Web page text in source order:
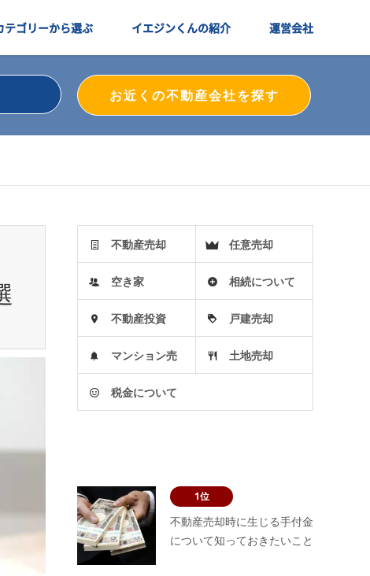
テゴリーから選ぶ イエジンくんの紹介 運営会社
お近くの不動産会社を探す
不動産売却 任意売却
空き家 相続について
不動産投資 戸建売却
マンション売
却
土地売却
税金について
1位
不動産売却時に生じる手付金
について知っておきたいこと